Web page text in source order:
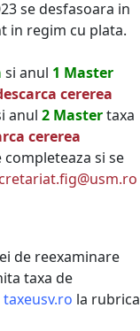
se desfasoara in
in regim cu plata.
si anul 1 Master
cererea
anul 2 Mastertaxa
cererea
si se
de reexaminare
taxa de
taxeusv.ro la rubrica